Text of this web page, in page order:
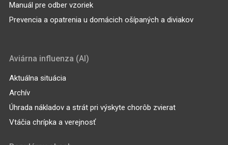
Manuál pre odber vzoriek
Prevencia a opatrenia u domácich ošípaných a diviakov
Aviárna influenza (AI)
Aktuálna situácia
Archív
Úhrada nákladov a strát pri výskyte chorôb zvierat
Vtáčia chrípka a verejnosť